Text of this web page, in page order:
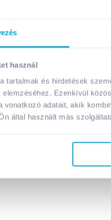
használ
tartalmak és hirdetések
elemzéséhez. Ezenkívül
vonatkozó adatait, akik
által használt más